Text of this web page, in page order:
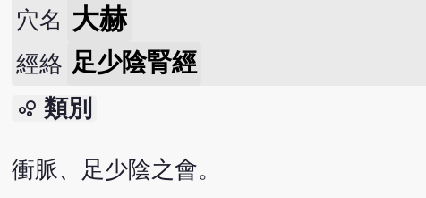
穴名 大赫
經絡 足少陰腎經
bubble_chart 類別
衝脈、足少陰之會。